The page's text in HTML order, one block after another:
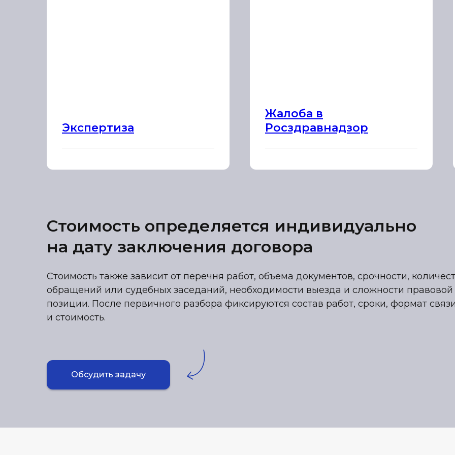
Экспертиза
Жалоба в
Росздравнадзор
Стоимость определяется индивидуально
на дату заключения договора
Стоимость также зависит от перечня работ, объема документов, срочности,
обращений или судебных заседаний, необходимости выезда и сложности правовой
позиции. После первичного разбора фиксируются состав работ, сроки, формат связи
и стоимость.
Обсудить задачу